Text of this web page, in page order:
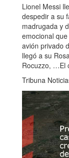
Lionel Messi
despedir a su
madrugada y
emocional
avión privado
llegó a su
Rocuzzo, …El
Tribuna